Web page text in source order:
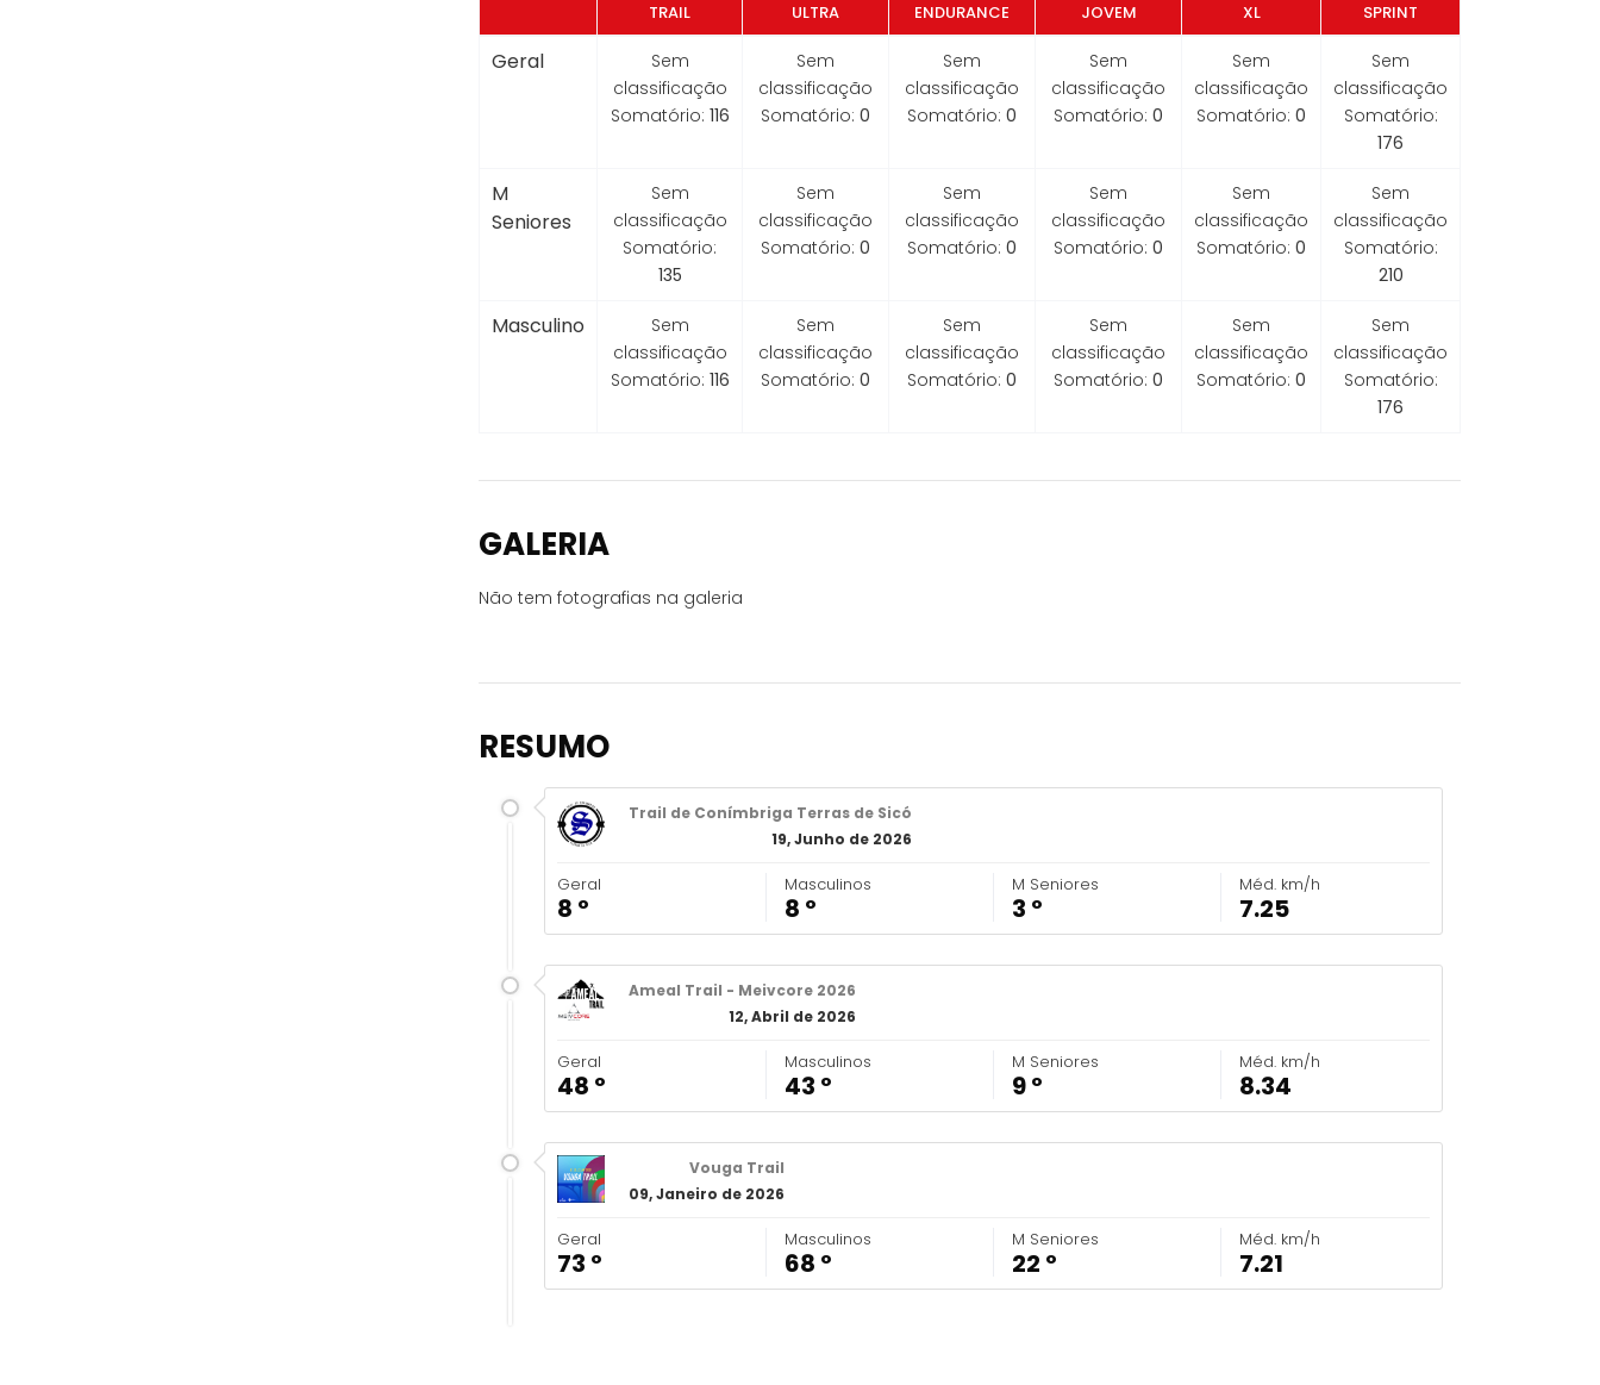
TRAIL ULTRA ENDURANCE JOVEM
XL
SPRINT
Geral
Sem
classificação
Somatório: 116
Sem
classificação
Somatório: 0
Sem
classificação
Somatório: 0
Sem
classificação
Somatório: 0
Sem
classificação
Somatório: 0
Sem
classificação
Somatório:
176
M
Seniores
Sem
classificação
Somatório:
135
Sem
classificação
Somatório: 0
Sem
classificação
Somatório: 0
Sem
classificação
Somatório: 0
Sem
classificação
Somatório: 0
Sem
classificação
Somatório:
210
Masculino
Sem
classificação
Somatório: 116
Sem
classificação
Somatório: 0
Sem
classificação
Somatório: 0
Sem
classificação
Somatório: 0
Sem
classificação
Somatório: 0
Sem
classificação
Somatório:
176
GALERIA
Não tem fotografias na galeria
RESUMO
Trail de Conímbriga Terras de Sicó
19, Junho de 2026
Geral
8 º
Masculinos
8 º
M Seniores
3 º
Méd. km/h
7.25
Ameal Trail - Meivcore 2026
12, Abril de 2026
Geral
48 º
Masculinos
43 º
M Seniores
9 º
Méd. km/h
8.34
Vouga Trail
09, Janeiro de 2026
Geral
73 º
Masculinos
68 º
M Seniores
22 º
Méd. km/h
7.21